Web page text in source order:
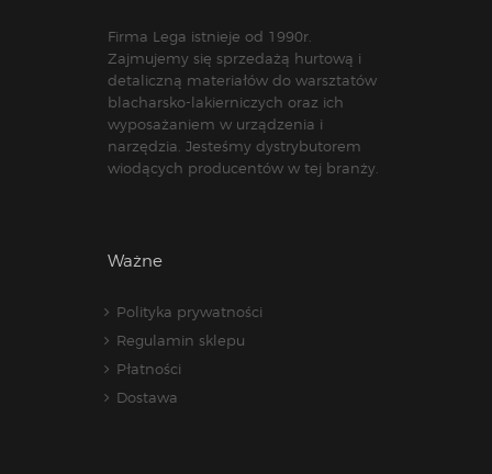
Firma Lega istnieje od 1990r.
Zajmujemy się sprzedażą hurtową i
detaliczną materiałów do warsztatów
blacharsko-lakierniczych oraz ich
wyposażaniem w urządzenia i
narzędzia. Jesteśmy dystrybutorem
wiodących producentów w tej branży.
Ważne
Polityka prywatności
Regulamin sklepu
Płatności
Dostawa